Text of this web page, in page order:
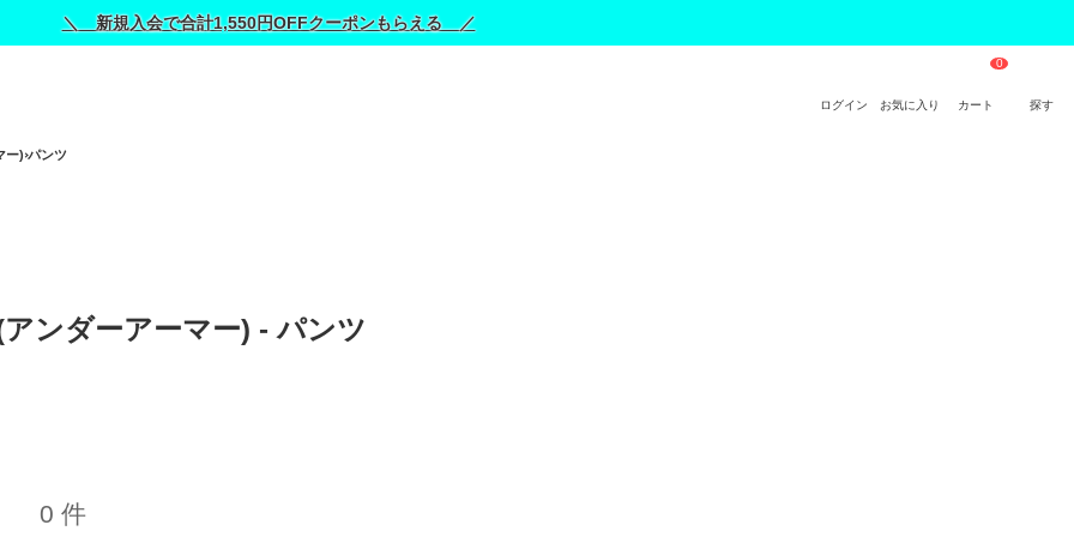
＼ 新規入会で合計1,550円OFFクーポンもらえる ／
ログイン お気に入り カート 探す
ー) パンツ
ンダーアーマー) - パンツ
0 件